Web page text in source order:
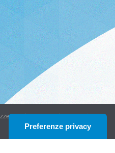
Italiana – website